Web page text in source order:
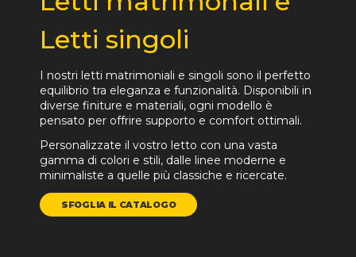
Letti singoli
I nostri letti matrimoniali e singoli sono il perfetto
equilibrio tra eleganza e funzionalità. Disponibili in
diverse finiture e materiali, ogni modello è
pensato per offrire supporto e comfort ottimali.
Personalizzate il vostro letto con una vasta
gamma di colori e stili, dalle linee moderne e
minimaliste a quelle più classiche e ricercate.
SFOGLIA IL CATALOGO